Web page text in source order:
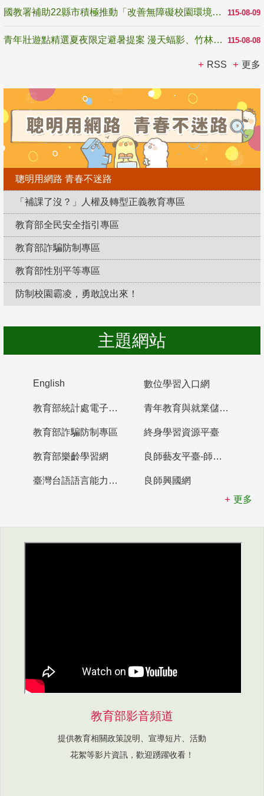
115-08-09
國教署補助22縣市積極推動「改善無障礙校園環境計畫」 打造友善、安全、無礙學習空間
115-08-08
青年壯遊點精選夏夜限定避暑提案 漫天蝠影、竹林尋蛙、茶香夜觀 邀青年暮色出發
RSS 更多
聰明用網路 青春不迷路
「補課了沒？」人權及轉型正義教育專區
教育部全民安全指引專區
教育部詐騙防制專區
教育部性別平等專區
防制校園霸凌，勇敢說出來！
主題網站
English 數位學習入口網
教育部統計處電子書櫃 青年教育與就業儲蓄帳戶
教育部詐騙防制專區 終身學習資源平臺
教育部樂齡學習網 良師藝友平臺-師資培育整合平臺
臺灣台語語言能力認證網站
良師興國網
更多
教育部影音頻道
提供教育相關政策說明、宣導短片、活動
花絮等影片資訊，歡迎踴躍收看！